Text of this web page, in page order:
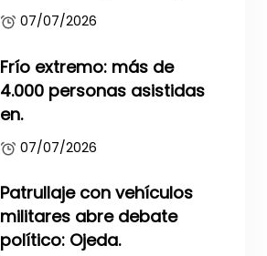
07/07/2026
Frío extremo: más de
4.000 personas asistidas
en.
07/07/2026
Patrullaje con vehículos
militares abre debate
político: Ojeda.